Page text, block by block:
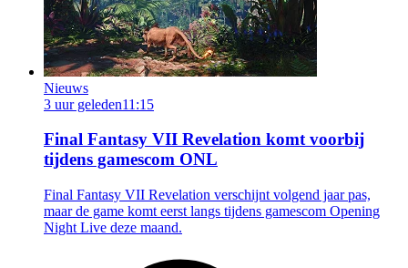
Nieuws
3 uur geleden11:15
Final Fantasy VII Revelation komt voorbij
tijdens gamescom ONL
Final Fantasy VII Revelation verschijnt volgend jaar pas,
maar de game komt eerst langs tijdens gamescom Opening
Night Live deze maand.